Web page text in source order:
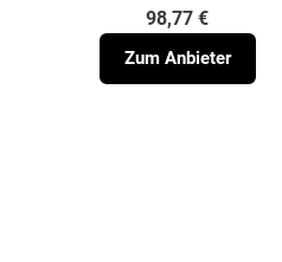
98,77 €
Zum Anbieter